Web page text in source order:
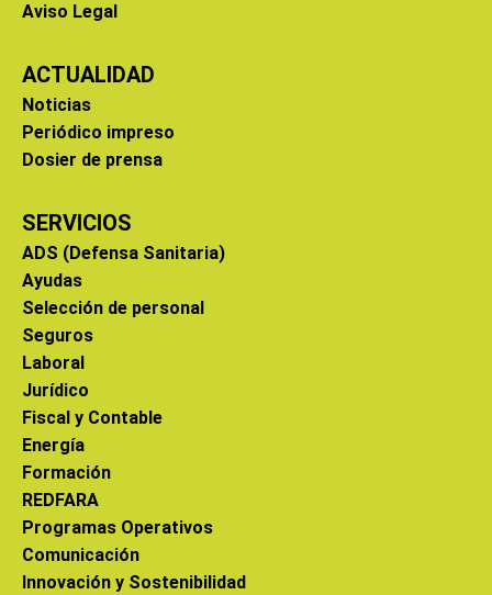
Aviso Legal
ACTUALIDAD
Noticias
Periódico impreso
Dosier de prensa
SERVICIOS
ADS (Defensa Sanitaria)
Ayudas
Selección de personal
Seguros
Laboral
Jurídico
Fiscal y Contable
Energía
Formación
REDFARA
Programas Operativos
Comunicación
Innovación y Sostenibilidad